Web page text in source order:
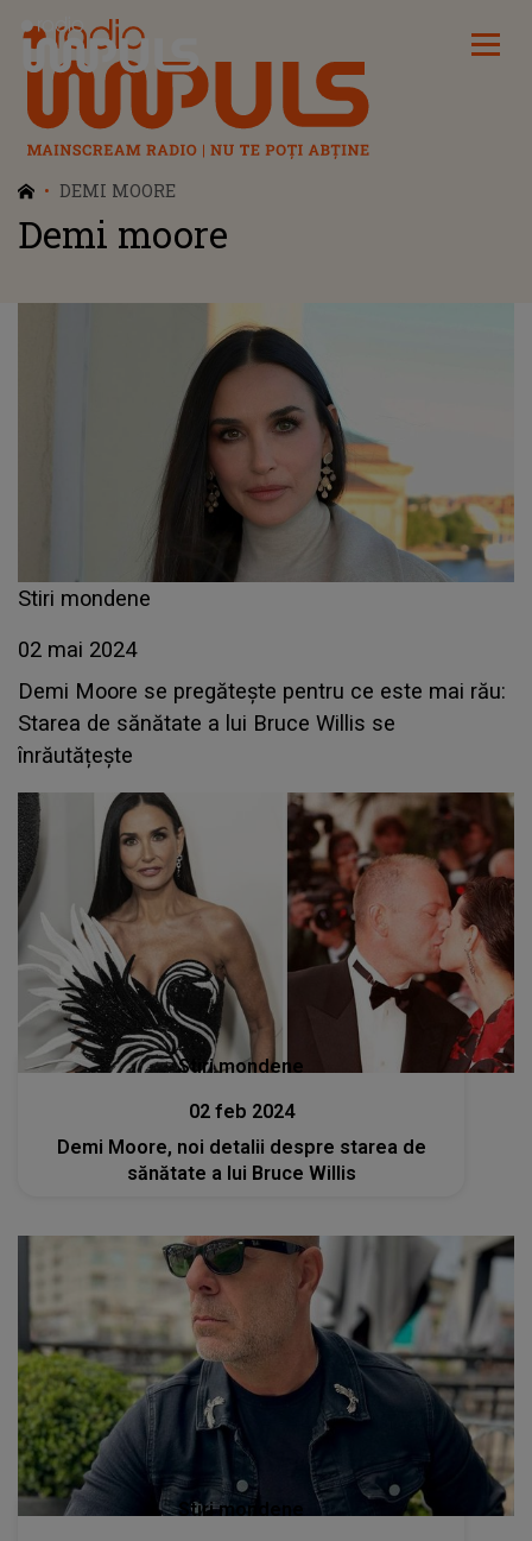
Radio Impuls
DEMI MOORE
Demi moore
Stiri mondene
02 mai 2024
Demi Moore se pregătește pentru ce este mai rău:
Starea de sănătate a lui Bruce Willis se
înrăutățește
Stiri mondene
02 feb 2024
Demi Moore, noi detalii despre starea de
sănătate a lui Bruce Willis
Stiri mondene